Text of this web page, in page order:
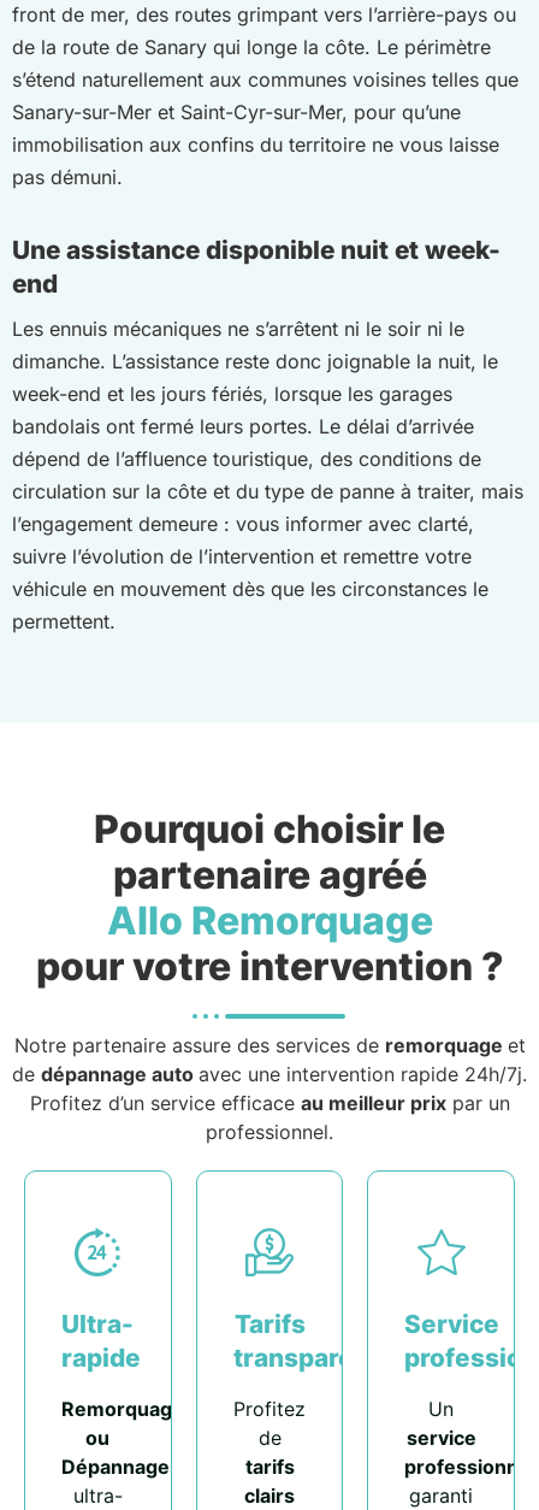
front de mer, des routes grimpant vers l’arrière-pays ou
de la route de Sanary qui longe la côte. Le périmètre
s’étend naturellement aux communes voisines telles que
Sanary-sur-Mer et Saint-Cyr-sur-Mer, pour qu’une
immobilisation aux confins du territoire ne vous laisse
pas démuni.
Une assistance disponible nuit et week-
end
Les ennuis mécaniques ne s’arrêtent ni le soir ni le
dimanche. L’assistance reste donc joignable la nuit, le
week-end et les jours fériés, lorsque les garages
bandolais ont fermé leurs portes. Le délai d’arrivée
dépend de l’affluence touristique, des conditions de
circulation sur la côte et du type de panne à traiter, mais
l’engagement demeure : vous informer avec clarté,
suivre l’évolution de l’intervention et remettre votre
véhicule en mouvement dès que les circonstances le
permettent.
Pourquoi choisir le
partenaire agréé
Allo Remorquage
pour votre intervention ?
Notre partenaire assure des services de remorquage et
de dépannage auto avec une intervention rapide 24h/7j.
Profitez d’un service efficace au meilleur prixpar un
professionnel.
Ultra-
rapide
Remorquage
ou
Dépannage
ultra-
Tarifs
transparents
Profitez
de
tarifs
clairs
Service
Un
service
professionnel
garanti